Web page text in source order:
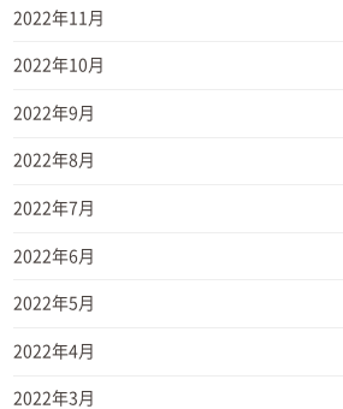
2022年11月
2022年10月
2022年9月
2022年8月
2022年7月
2022年6月
2022年5月
2022年4月
2022年3月